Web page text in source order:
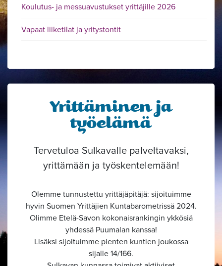
Koulutus- ja messuavustukset yrittäjille 2026
Vapaat liiketilat ja yritystontit
Yrittäminen ja
työelämä
Tervetuloa Sulkavalle palveltavaksi,
yrittämään ja työskentelemään!
Olemme tunnustettu yrittäjäpitäjä: sijoituimme
hyvin Suomen Yrittäjien Kuntabarometrissä 2024.
Olimme Etelä-Savon kokonaisrankingin ykkösiä
yhdessä Puumalan kanssa!
Lisäksi sijoituimme pienten kuntien joukossa
sijalle 14/166.